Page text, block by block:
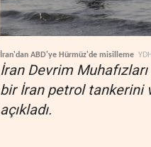
İran'dan ABD'ye Hürmüz'de misilleme YDH
İran Devrim
bir İran petrol tankerini
açıkladı.